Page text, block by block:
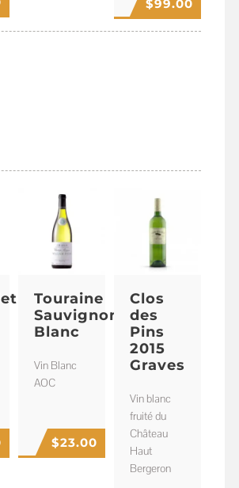
$99.00
Touraine
Sauvignon
Blanc
Vin Blanc
AOC
$23.00
Clos
des
Pins
2015
Graves
Vin blanc
fruité du
Château
Haut
Bergeron